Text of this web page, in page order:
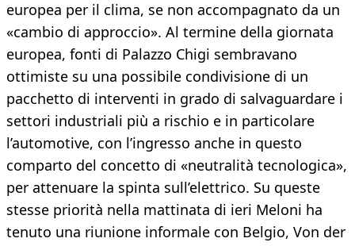
europea per il clima, se non accompagnato da un
«cambio di approccio». Al termine della giornata
europea, fonti di Palazzo Chigi sembravano
ottimiste su una possibile condivisione di un
pacchetto di interventi in grado di salvaguardare i
settori industriali più a rischio e in particolare
l’automotive, con l’ingresso anche in questo
comparto del concetto di «neutralità tecnologica»,
per attenuare la spinta sull’elettrico. Su queste
stesse priorità nella mattinata di ieri Meloni ha
tenuto una riunione informale con Belgio, Von der